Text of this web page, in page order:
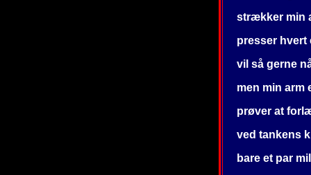
strækker min
presser hvert
vil så gerne
men min arm
prøver at
ved tankens
bare et par